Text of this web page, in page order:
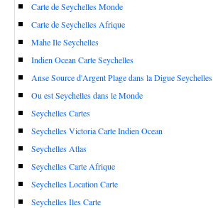
Carte de Seychelles Monde
Carte de Seychelles Afrique
Mahe Ile Seychelles
Indien Ocean Carte Seychelles
Anse Source d'Argent Plage dans la Digue Seychelles
Ou est Seychelles dans le Monde
Seychelles Cartes
Seychelles Victoria Carte Indien Ocean
Seychelles Atlas
Seychelles Carte Afrique
Seychelles Location Carte
Seychelles Iles Carte